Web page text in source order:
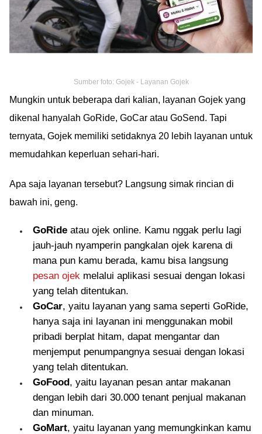
Sumber foto: Gojek - Layanan Gojek
Mungkin untuk beberapa dari kalian, layanan Gojek yang
dikenal hanyalah GoRide, GoCar atau GoSend. Tapi
ternyata, Gojek memiliki setidaknya 20 lebih layanan untuk
memudahkan keperluan sehari-hari.
Apa saja layanan tersebut? Langsung simak rincian di
bawah ini, geng.
GoRide atau ojek online. Kamu nggak perlu lagi
jauh-jauh nyamperin pangkalan ojek karena di
mana pun kamu berada, kamu bisa langsung
pesan ojek melalui aplikasi sesuai dengan lokasi
yang telah ditentukan.
GoCar, yaitu layanan yang sama seperti GoRide,
hanya saja ini layanan ini menggunakan mobil
pribadi berplat hitam, dapat mengantar dan
menjemput penumpangnya sesuai dengan lokasi
yang telah ditentukan.
GoFood, yaitu layanan pesan antar makanan
dengan lebih dari 30.000 tenant penjual makanan
dan minuman.
GoMart, yaitu layanan yang memungkinkan kamu